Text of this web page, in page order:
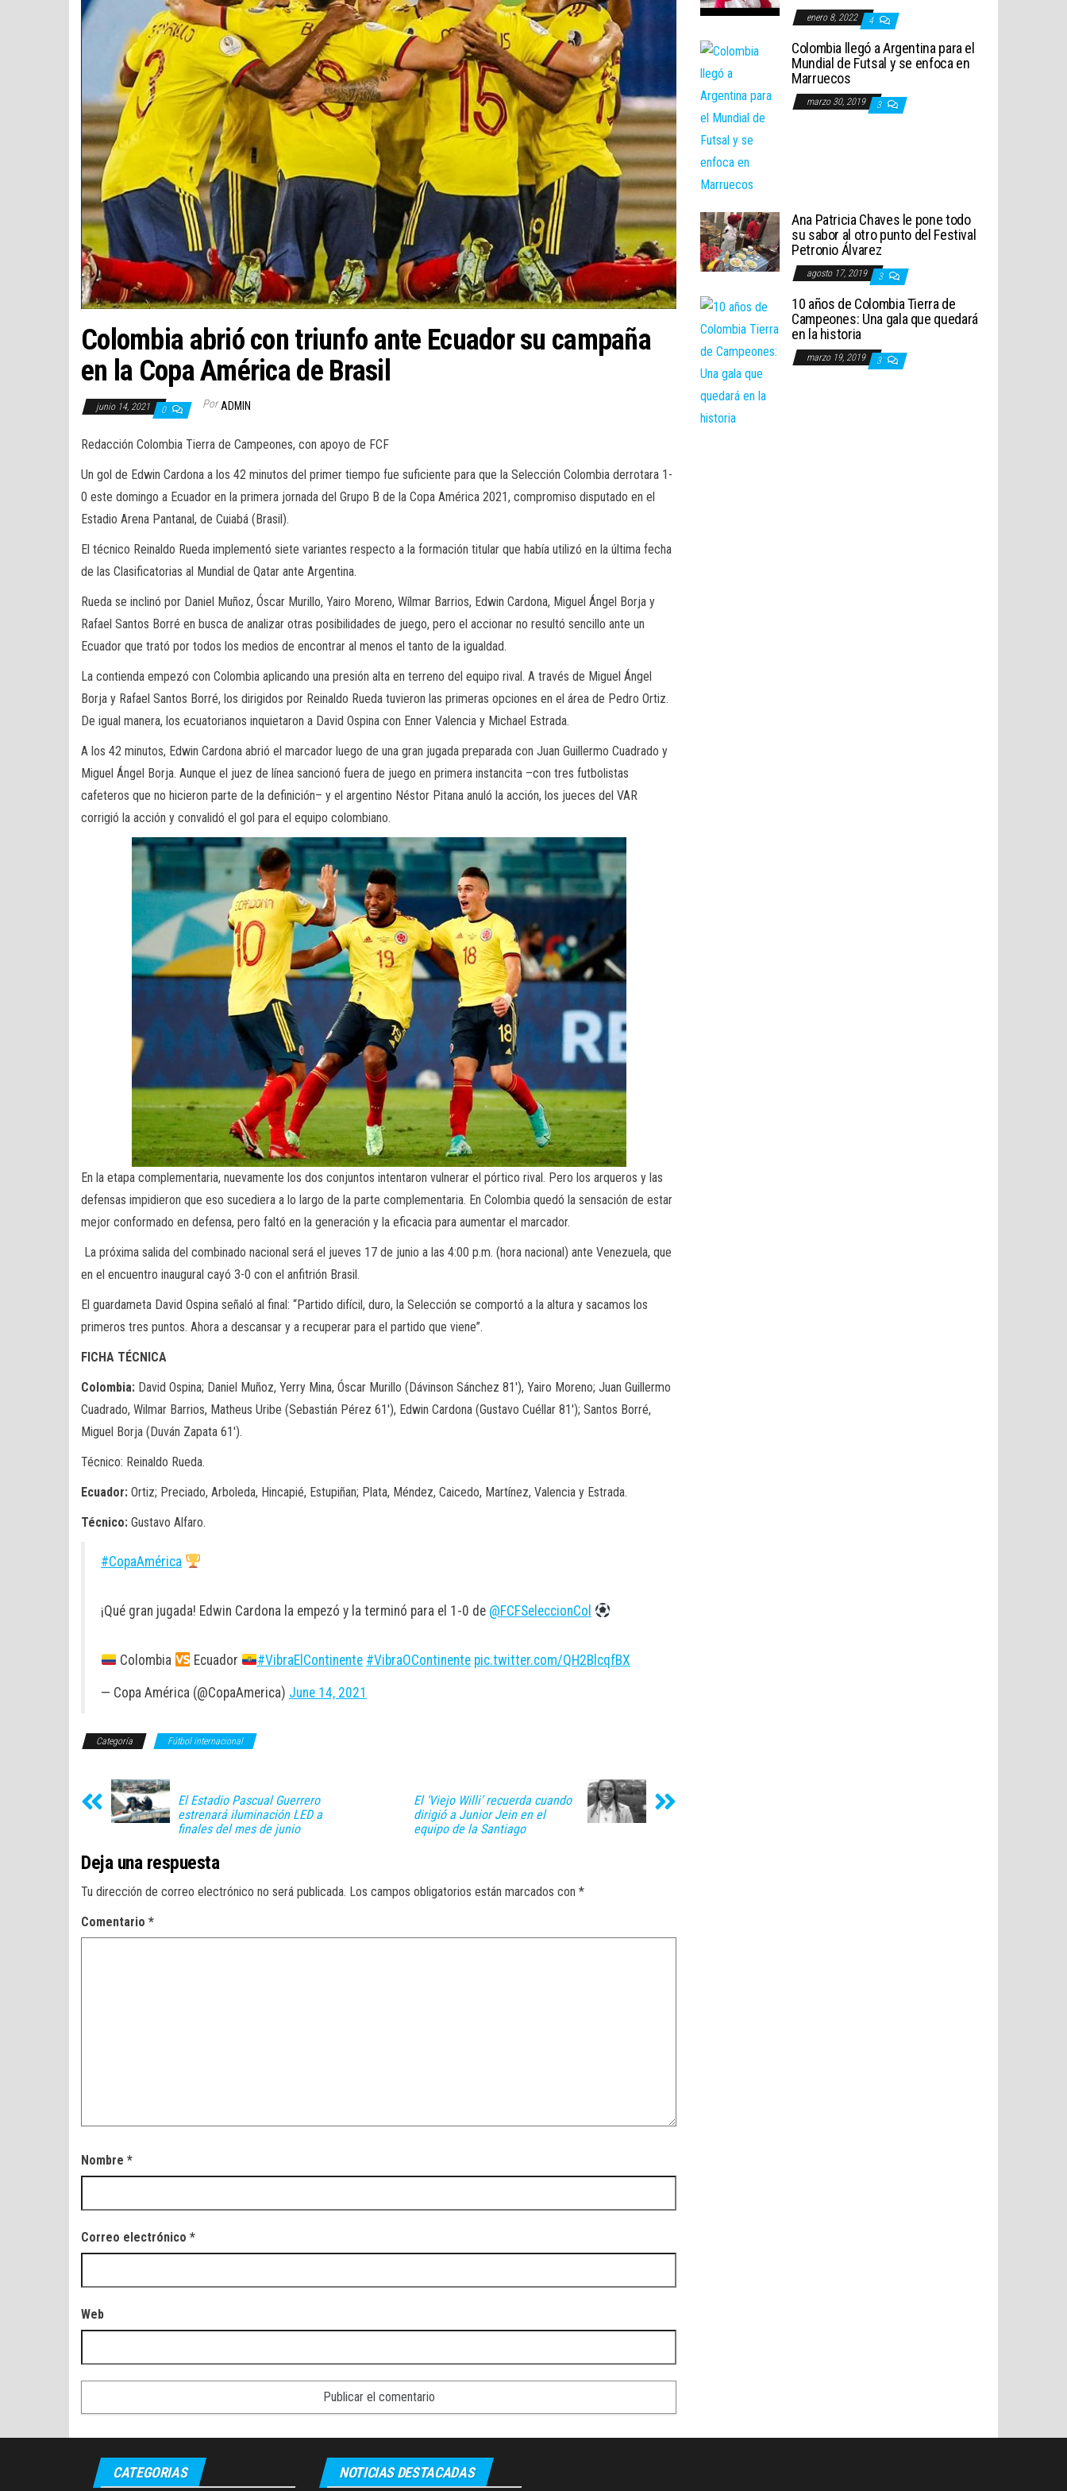
Colombia abrió con triunfo ante Ecuador su campaña
en la Copa América de Brasil
junio 14, 2021 0 Por ADMIN
Redacción Colombia Tierra de Campeones, con apoyo de FCF
Un gol de Edwin Cardona a los 42 minutos del primer tiempo fue suficiente para que la Selección Colombia derrotara 1-
0 este domingo a Ecuador en la primera jornada del Grupo B de la Copa América 2021, compromiso disputado en el
Estadio Arena Pantanal, de Cuiabá (Brasil).
El técnico Reinaldo Rueda implementó siete variantes respecto a la formación titular que había utilizó en la última fecha
de las Clasificatorias al Mundial de Qatar ante Argentina.
Rueda se inclinó por Daniel Muñoz, Óscar Murillo, Yairo Moreno, Wílmar Barrios, Edwin Cardona, Miguel Ángel Borja y
Rafael Santos Borré en busca de analizar otras posibilidades de juego, pero el accionar no resultó sencillo ante un
Ecuador que trató por todos los medios de encontrar al menos el tanto de la igualdad.
La contienda empezó con Colombia aplicando una presión alta en terreno del equipo rival. A través de Miguel Ángel
Borja y Rafael Santos Borré, los dirigidos por Reinaldo Rueda tuvieron las primeras opciones en el área de Pedro Ortiz.
De igual manera, los ecuatorianos inquietaron a David Ospina con Enner Valencia y Michael Estrada.
A los 42 minutos, Edwin Cardona abrió el marcador luego de una gran jugada preparada con Juan Guillermo Cuadrado y
Miguel Ángel Borja. Aunque el juez de línea sancionó fuera de juego en primera instancita –con tres futbolistas
cafeteros que no hicieron parte de la definición– y el argentino Néstor Pitana anuló la acción, los jueces del VAR
corrigió la acción y convalidó el gol para el equipo colombiano.
En la etapa complementaria, nuevamente los dos conjuntos intentaron vulnerar el pórtico rival. Pero los arqueros y las
defensas impidieron que eso sucediera a lo largo de la parte complementaria. En Colombia quedó la sensación de estar
mejor conformado en defensa, pero faltó en la generación y la eficacia para aumentar el marcador.
La próxima salida del combinado nacional será el jueves 17 de junio a las 4:00 p.m. (hora nacional) ante Venezuela, que
en el encuentro inaugural cayó 3-0 con el anfitrión Brasil.
El guardameta David Ospina señaló al final: “Partido difícil, duro, la Selección se comportó a la altura y sacamos los
primeros tres puntos. Ahora a descansar y a recuperar para el partido que viene”.
FICHA TÉCNICA
Colombia: David Ospina; Daniel Muñoz, Yerry Mina, Óscar Murillo (Dávinson Sánchez 81′), Yairo Moreno; Juan Guillermo
Cuadrado, Wilmar Barrios, Matheus Uribe (Sebastián Pérez 61′), Edwin Cardona (Gustavo Cuéllar 81′); Santos Borré,
Miguel Borja (Duván Zapata 61′).
Técnico: Reinaldo Rueda.
Ecuador: Ortiz; Preciado, Arboleda, Hincapié, Estupiñan; Plata, Méndez, Caicedo, Martínez, Valencia y Estrada.
Técnico: Gustavo Alfaro.
#CopaAmérica
¡Qué gran jugada! Edwin Cardona la empezó y la terminó para el 1-0 de @FCFSeleccionCol
Colombia Ecuador #VibraElContinente #VibraOContinente pic.twitter.com/QH2BlcqfBX
— Copa América (@CopaAmerica) June 14, 2021
Categoría Fútbol internacional
El Estadio Pascual Guerrero
estrenará iluminación LED a
finales del mes de junio
El ‘Viejo Willi’ recuerda cuando
dirigió a Junior Jein en el
equipo de la Santiago
Deja una respuesta
Tu dirección de correo electrónico no será publicada. Los campos obligatorios están marcados con *
Comentario *
Nombre *
Correo electrónico *
Web
enero 8, 2022 4
Colombia llegó a Argentina para el
Mundial de Futsal y se enfoca en
Marruecos
marzo 30, 2019 3
Ana Patricia Chaves le pone todo
su sabor al otro punto del Festival
Petronio Álvarez
agosto 17, 2019 3
10 años de Colombia Tierra de
Campeones: Una gala que quedará
en la historia
marzo 19, 2019 3
CATEGORIAS NOTICIAS DESTACADAS